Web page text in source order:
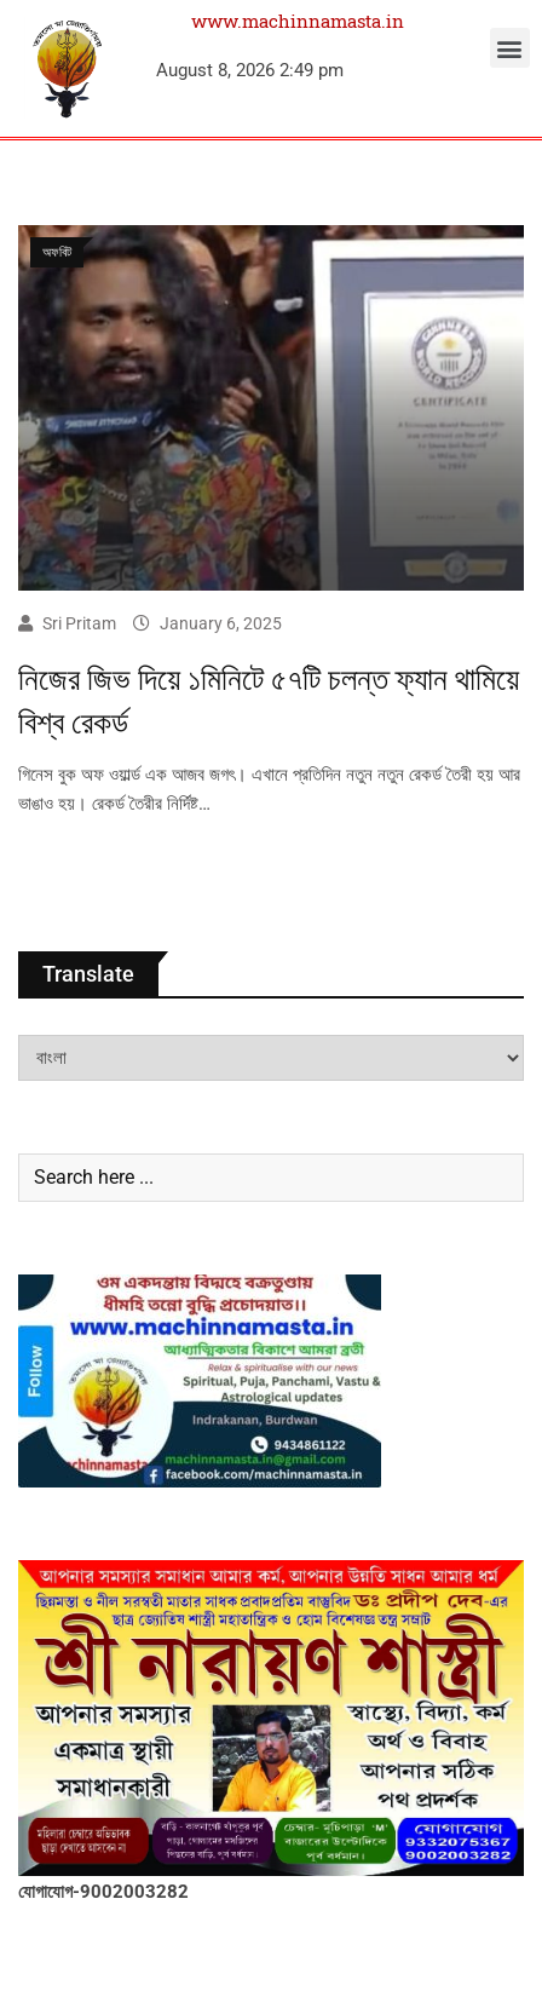
www.machinnamasta.in
August 8, 2026 2:49 pm
অফবিট
Sri Pritam January 6, 2025
নিজের জিভ দিয়ে ১মিনিটে ৫৭টি চলন্ত ফ্যান থামিয়ে
বিশ্ব রেকর্ড
গিনেস বুক অফ ওয়ার্ল্ড এক আজব জগৎ। এখানে প্রতিদিন নতুন নতুন রেকর্ড তৈরী হয় আর
ভাঙাও হয়। রেকর্ড তৈরীর নির্দিষ্ট…
Translate
যোগাযোগ-9002003282